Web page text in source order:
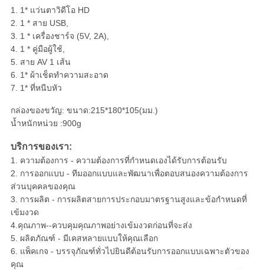
1. 1* แว่นตาวิดีโอ HD
2. 1 * สาย USB,
3. 1 * เครื่องชาร์จ (5V, 2A),
4. 1 * คู่มือผู้ใช้,
5. สาย AV 1 เส้น
6. 1* ผ้าเช็ดทำความสะอาด
7. 1* ที่หนีบหัว
กล่องของขวัญ: ขนาด:215*180*105(มม.)
น้ำหนักหน่วย :900g
บริการของเรา:
1. ความต้องการ - ความต้องการที่กำหนดเองได้รับการต้อนรับ
2. การออกแบบ - ทีมออกแบบและพัฒนาเพื่อตอบสนองความต้องการ
ส่วนบุคคลของคุณ
3. การผลิต - การผลิตสายการประกอบมาตรฐานสูงและข้อกำหนดที่
เข้มงวด
4.คุณภาพ--ควบคุมคุณภาพอย่างเข้มงวดก่อนที่จะส่ง
5. ผลิตภัณฑ์ - มีเคสหลายแบบให้คุณเลือก
6. แพ็คเกจ - บรรจุภัณฑ์ทั่วไปยินดีต้อนรับการออกแบบเฉพาะตัวของ
คุณ